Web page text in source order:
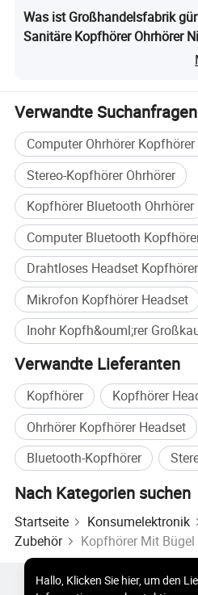
Was ist Großhandelsfabrik
Sanitäre Kopfhörer Ohrhörer
Verwandte Suchanfragen
Computer Ohrhörer
Stereo-Kopfhörer Ohrhörer
Kopfhörer Bluetooth Ohrhörer
Computer Bluetooth
Drahtloses Headset
Mikrofon Kopfhörer Headset
Inohr Kopfh&ouml;rer
Verwandte Lieferanten
Kopfhörer
Kopfhörer
Ohrhörer Kopfhörer Headset
Bluetooth-Kopfhörer
Nach Kategorien suchen
Startseite Konsumelektronik
Zubehör
Kopfhörer Mit Bügel
Hallo, Klicken Sie hier, um den
Heiße Produkte